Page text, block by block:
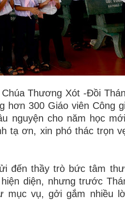
Thương Xót -Đồi
hơn 300 Giáo viên Công
nguyện cho năm học
tạ ơn, xin phó thác trọn
đến thầy trò bức tâm
diện, nhưng trước
mục vụ, gởi gắm nhiều